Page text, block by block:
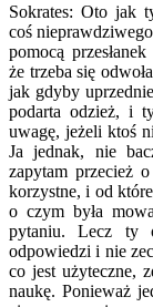
Sokrates: Oto jak
coś
pomocą
że trzeba się
jak gdyby
podarta odzież, i
uwagę, jeżeli ktoś
Ja jednak, nie
zapytam przecież
korzystne, i od
o czym była
pytaniu. Lecz ty
odpowiedzi i nie
co jest użyteczne,
naukę. Ponieważ